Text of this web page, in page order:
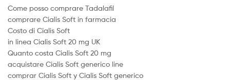
Come posso comprare Tadalafil
comprare Cialis Soft in farmacia
Costo di Cialis Soft
in linea Cialis Soft 20 mg UK
Quanto costa Cialis Soft 20 mg
acquistare Cialis Soft generico line
comprar Cialis Soft y Cialis Soft generico